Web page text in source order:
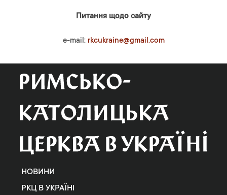
Питання щодо сайту
e-mail: rkcukraine@gmail.com
НОВИНИ
РКЦ В УКРАЇНІ